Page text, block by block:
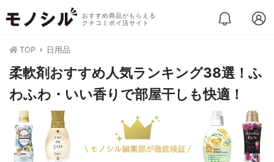
おすすめ商品がもらえる
クチコミポイ活サイト
TOP 日用品
柔軟剤おすすめ人気ランキング38選！ふ
わふわ・いい香りで部屋干しも快適！